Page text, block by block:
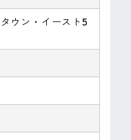
ウン・イースト5